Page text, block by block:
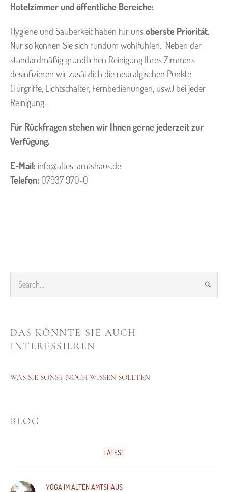
Hotelzimmer und öffentliche Bereiche:
Hygiene und Sauberkeit haben für unsoberste Priorität.
Nur so können Sie sich rundum wohlfühlen. Neben der
standardmäßig gründlichen Reinigung Ihres Zimmers
desinfizieren wir zusätzlich die neuralgischen Punkte
(Türgriffe, Lichtschalter, Fernbedienungen, usw.) bei jeder
Reinigung.
Für Rückfragen stehen wir Ihnen gerne jederzeit zur
Verfügung.
E-Mail: info@altes-amtshaus.de
Telefon: 07937 970-0
DAS KÖNNTE SIE AUCH
INTERESSIEREN
WAS SIE SONST NOCH WISSEN SOLLTEN
BLOG
LATEST
YOGA IM ALTEN AMTSHAUS